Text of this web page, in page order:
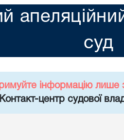
суд
інформацію лише
центр судової